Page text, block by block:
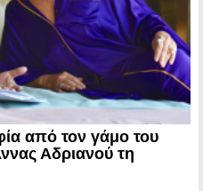
από τον γάμο του
Αδριανού τη